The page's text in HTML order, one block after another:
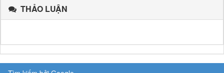
THẢO LUẬN